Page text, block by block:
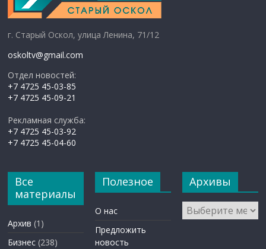
г. Старый Оскол, улица Ленина, 71/12
oskoltv@gmail.com
Отдел новостей:
+7 4725 45-03-85
+7 4725 45-09-21
Рекламная служба:
+7 4725 45-03-92
+7 4725 45-04-60
Все
материалы
Архив (1)
Бизнес (238)
Полезное
О нас
Предложить
новость
Архивы
Архивы